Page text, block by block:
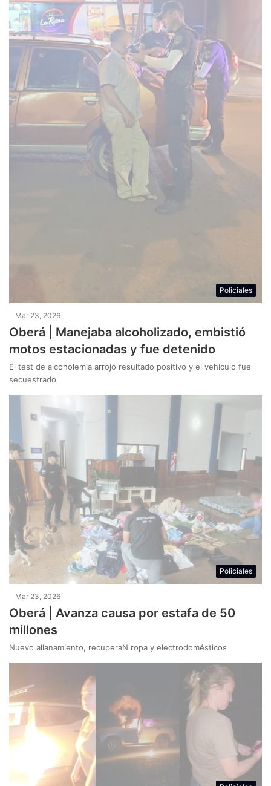
Policiales
Mar 23, 2026
Oberá | Manejaba alcoholizado, embistió
motos estacionadas y fue detenido
El test de alcoholemia arrojó resultado positivo y el vehículo fue
secuestrado
Policiales
Mar 23, 2026
Oberá | Avanza causa por estafa de 50
millones
Nuevo allanamiento, recuperaN ropa y electrodomésticos